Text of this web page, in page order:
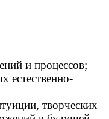
и процессов;
естественно-
творческих